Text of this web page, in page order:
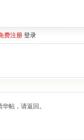
费注册 登录
帖，请返回。